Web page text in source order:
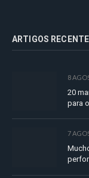
ARTIGOS
8
20
para
7